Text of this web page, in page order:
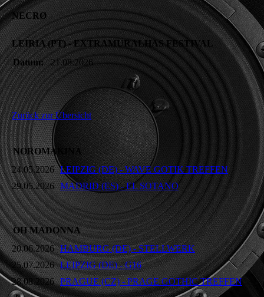
NECRØ
LEIRIA (PT) - EXTRAMURALHAS FESTIVAL
Datum:
21.08.2026
Zurück zur Übersicht
NOROMAKINA
24.05.2026 LEIPZIG (DE) - WAVE GOTIK TREFFEN
29.05.2026 MADRID (ES) - EL SOTANO
OH MADONNA
20.06.2026 HAMBURG (DE) - STELLWERK
25.07.2026 LEIPZIG (DE) - G16
28.08.2026 PRAGUE (CZ) - PRAGE GOTHIC TREFFEN